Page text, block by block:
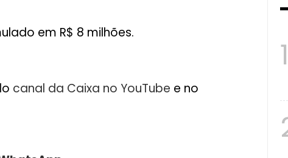
em R$ 8 milhões.
canal da Caixa no YouTube e no
1